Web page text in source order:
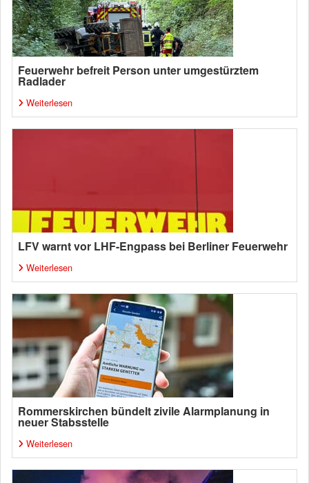
Feuerwehr befreit Person unter umgestürztem
Radlader
Weiterlesen
LFV warnt vor LHF-Engpass bei Berliner Feuerwehr
Weiterlesen
Rommerskirchen bündelt zivile Alarmplanung in
neuer Stabsstelle
Weiterlesen